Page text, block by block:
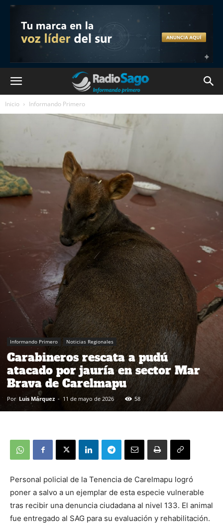
Inicio Informando Primero
Informando Primero Noticias Regionales
Carabineros rescata a pudú
atacado por jauría en sector Mar
Brava de Carelmapu
Por Luis Márquez - 11 de mayo de 2026 58
Personal policial de la Tenencia de Carelmapu logró
poner a salvo a un ejemplar de esta especie vulnerable
tras recibir una denuncia ciudadana al nivel 133. El animal
fue entregado al SAG para su evaluación y rehabilitación.